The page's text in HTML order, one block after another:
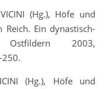
(Hg.), Höfe und
Reich. Ein dynastisch-
Ostfildern 2003,
250.
(Hg.), Höfe und